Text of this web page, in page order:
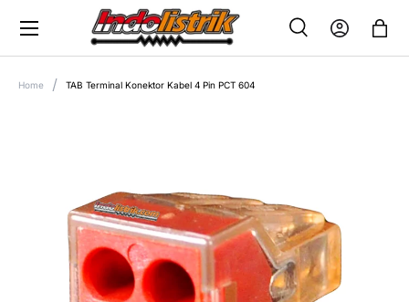
SKIP TO CONTENT
SEARCH
SearchLog in Bag
Home TAB Terminal Konektor Kabel 4 Pin PCT 604